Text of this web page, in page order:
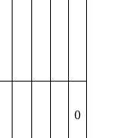
0